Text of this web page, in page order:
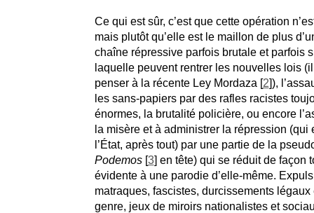
Ce qui est sûr, c’est que cette opération
mais plutôt qu’elle est le maillon de plus
chaîne répressive parfois brutale et parfois
laquelle peuvent rentrer les nouvelles lois (il
penser à la récente Ley Mordaza [2]),
les sans-papiers par des rafles racistes
énormes, la brutalité policière, ou encore
la misère et à administrer la répression (qui
l’État, après tout) par une partie de la
Podemos[3] en tête) qui se réduit de façon
évidente à une parodie d’elle-même.
matraques, fascistes, durcissements légaux
genre, jeux de miroirs nationalistes et